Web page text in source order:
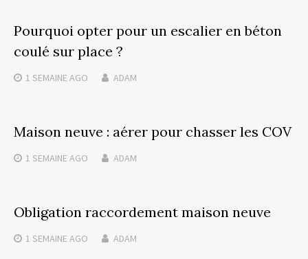
Pourquoi opter pour un escalier en béton
coulé sur place ?
1 SEMAINE AGO ADAM
Maison neuve : aérer pour chasser les COV
1 SEMAINE AGO ADAM
Obligation raccordement maison neuve
1 SEMAINE AGO ADAM